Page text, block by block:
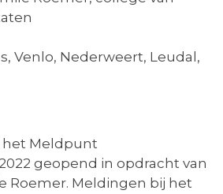
Venlo, Nederweert, Leudal,
het Meldpunt
geopend in opdracht van
Roemer. Meldingen bij het